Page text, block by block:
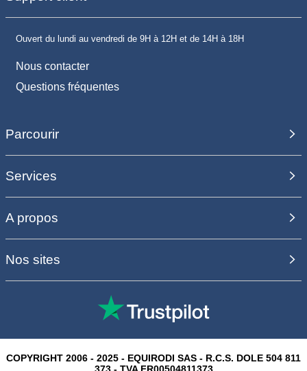
Ouvert du lundi au vendredi de 9H à 12H et de 14H à 18H
Nous contacter
Questions fréquentes
Parcourir
Services
A propos
Nos sites
COPYRIGHT 2006 - 2025 - EQUIRODI SAS - R.C.S. DOLE 504 811
373 - TVA FR00504811373